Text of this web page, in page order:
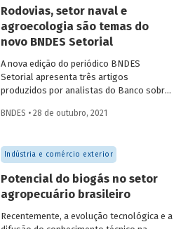
concessões de rodovias realizadas no
país.
Rodovias, setor naval e
agroecologia são temas do
novo BNDES Setorial
A nova edição do periódico BNDES
Setorial apresenta três artigos
produzidos por analistas do Banco sobre
agroecologia, importantes áreas do
sobre os artigos e confira a publicação
completa.
BNDES • 28 de outubro, 2021
Indústria e comércio exterior
Potencial do biogás no setor
agropecuário brasileiro
Recentemente, a evolução tecnológica e a